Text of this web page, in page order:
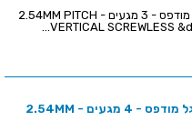
טרמינל בלוק למעגל מודפס - 4 מגעים - 2.54MM